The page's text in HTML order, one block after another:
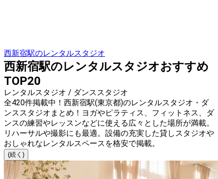
西新宿駅のレンタルスタジオ
西新宿駅のレンタルスタジオおすすめ
TOP20
レンタルスタジオ / ダンススタジオ
全420件掲載中！西新宿駅(東京都)のレンタルスタジオ・ダ
ンススタジオまとめ！ヨガやピラティス、フィットネス、ダ
ンスの練習やレッスンなどに使える広々とした場所が満載。
リハーサルや撮影にも最適。設備の充実した貸しスタジオや
おしゃれなレンタルスペースを格安で掲載。
(続く)